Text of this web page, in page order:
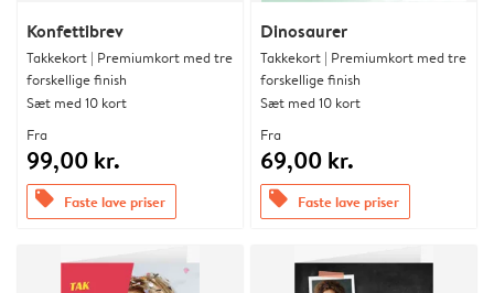
Konfettibrev
Takkekort | Premiumkort med tre
forskellige finish
Sæt med 10 kort
Fra
99,00 kr.
offers Faste lave priser
Dinosaurer
Takkekort | Premiumkort med tre
forskellige finish
Sæt med 10 kort
Fra
69,00 kr.
offers Faste lave priser